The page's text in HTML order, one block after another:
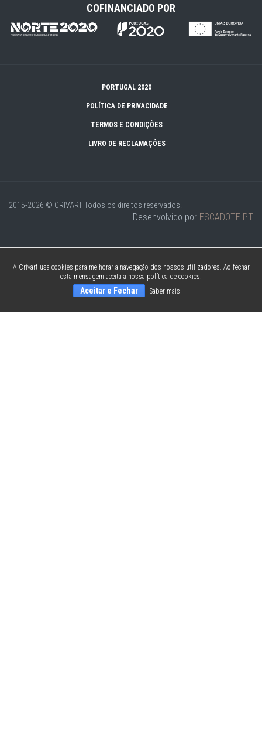
COFINANCIADO POR
PORTUGAL 2020
POLÍTICA DE PRIVACIDADE
TERMOS E CONDIÇÕES
LIVRO DE RECLAMAÇÕES
2015-2026 © CRIVARTTodos os direitos reservados.
Desenvolvido por ESCADOTE.PT
A Crivart usa cookies para melhorar a navegação dos nossos utilizadores. Ao fechar
esta mensagem aceita a nossa política de cookies.
Aceitar e Fechar Saber mais